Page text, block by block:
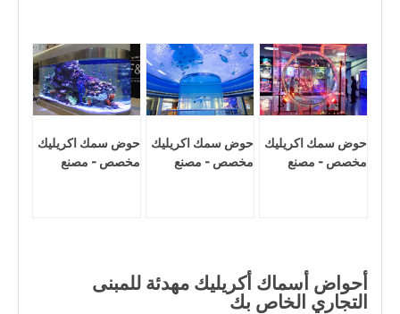
حوض سمك اكريليك
مخصص - مصنع
حوض سمك اكريليك
مخصص - مصنع
حوض سمك اكريليك
مخصص - مصنع
أحواض أسماك أكريليك مهدئة للمبنى
التجاري الخاص بك